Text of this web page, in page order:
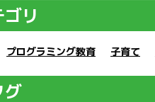
リ
プログラミング教育 子育て
グ